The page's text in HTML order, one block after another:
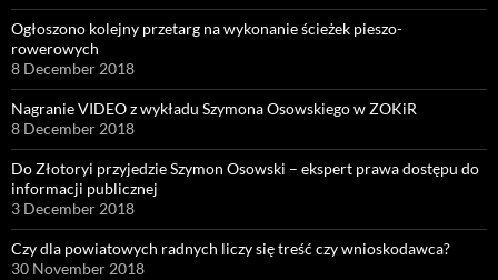
Ogłoszono kolejny przetarg na wykonanie ścieżek pieszo-
rowerowych
8 December 2018
Nagranie VIDEO z wykładu Szymona Osowskiego w ZOKiR
8 December 2018
Do Złotoryi przyjedzie Szymon Osowski – ekspert prawa dostępu do
informacji publicznej
3 December 2018
Czy dla powiatowych radnych liczy się treść czy wnioskodawca?
30 November 2018